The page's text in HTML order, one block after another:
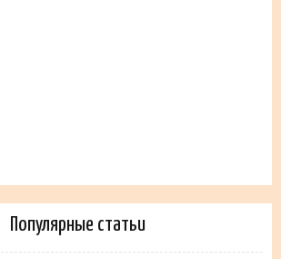
Популярные статьи